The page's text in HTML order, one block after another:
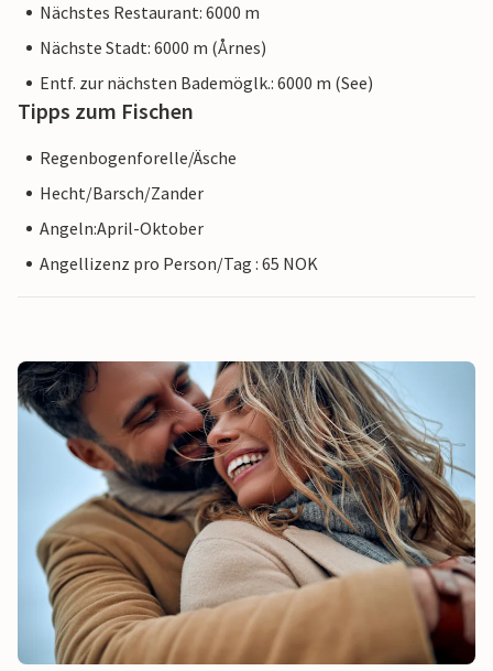
Nächstes Restaurant: 6000 m
Nächste Stadt: 6000 m (Årnes)
Entf. zur nächsten Bademöglk.: 6000 m (See)
Tipps zum Fischen
Regenbogenforelle/Äsche
Hecht/Barsch/Zander
Angeln:April-Oktober
Angellizenz pro Person/Tag : 65 NOK